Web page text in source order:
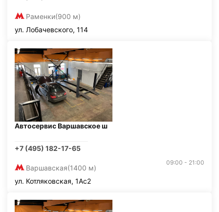
Раменки(900 м)
ул. Лобачевского, 114
Автосервис Варшавское ш
+7 (495) 182-17-65
Варшавская(1400 м)
09:00 - 21:00
ул. Котляковская, 1Ас2